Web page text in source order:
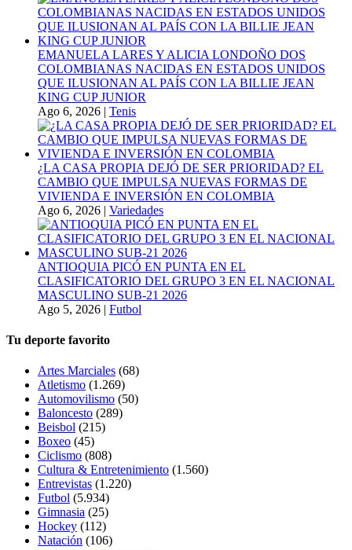
EMANUELA LARES Y ALICIA LONDOÑO DOS
COLOMBIANAS NACIDAS EN ESTADOS UNIDOS
QUE ILUSIONAN AL PAÍS CON LA BILLIE JEAN
KING CUP JUNIOR
Ago 6, 2026 | Tenis
¿LA CASA PROPIA DEJÓ DE SER PRIORIDAD? EL
CAMBIO QUE IMPULSA NUEVAS FORMAS DE
VIVIENDA E INVERSIÓN EN COLOMBIA
Ago 6, 2026 | Variedades
ANTIOQUIA PICÓ EN PUNTA EN EL
CLASIFICATORIO DEL GRUPO 3 EN EL NACIONAL
MASCULINO SUB-21 2026
Ago 5, 2026 | Futbol
Tu deporte favorito
Artes Marciales (68)
Atletismo (1.269)
Automovilismo (50)
Baloncesto (289)
Beisbol (215)
Boxeo (45)
Ciclismo (808)
Cultura & Entretenimiento (1.560)
Entrevistas (1.220)
Futbol (5.934)
Gimnasia (25)
Hockey (112)
Natación (106)